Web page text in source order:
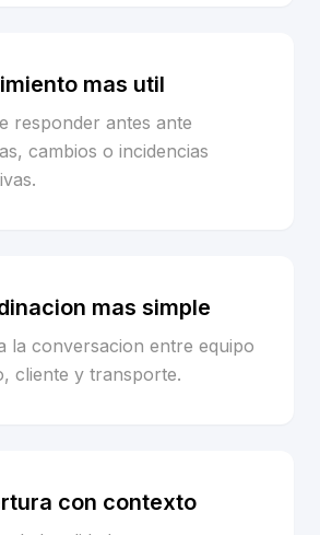
mas util
responder antes ante
cambios o incidencias
mas simple
la conversacion entre equipo
cliente y transporte.
con contexto